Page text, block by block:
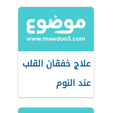
علاج خفقان القلب
عند النوم